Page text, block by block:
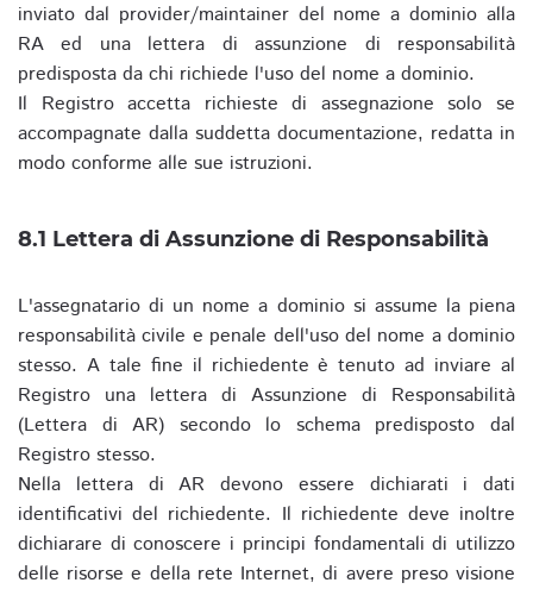
inviato dal provider/maintainer del nome a dominio alla
RA ed una lettera di assunzione di responsabilità
predisposta da chi richiede l'uso del nome a dominio.
Il Registro accetta richieste di assegnazione solo se
accompagnate dalla suddetta documentazione, redatta in
modo conforme alle sue istruzioni.
8.1 Lettera di Assunzione di Responsabilità
L'assegnatario di un nome a dominio si assume la piena
responsabilità civile e penale dell'uso del nome a dominio
stesso. A tale fine il richiedente è tenuto ad inviare al
Registro una lettera di Assunzione di Responsabilità
(Lettera di AR) secondo lo schema predisposto dal
Registro stesso.
Nella lettera di AR devono essere dichiarati i dati
identificativi del richiedente. Il richiedente deve inoltre
dichiarare di conoscere i principi fondamentali di utilizzo
delle risorse e della rete Internet, di avere preso visione